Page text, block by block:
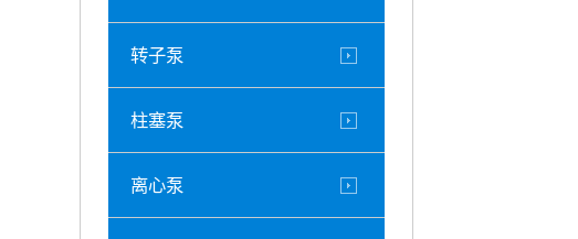
转子泵
柱塞泵
离心泵